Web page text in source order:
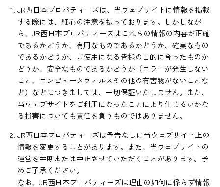
JR西日本プロパティーズは、当ウェブサイトに情報を掲載
する際には、細心の注意を払っております。しかしなが
ら、JR西日本プロパティーズはこれらの情報の内容が正確
であるかどうか、有用なものであるかどうか、確実なもの
であるかどうか、ご使用になる皆様の目的に合ったものか
どうか、安全なものであるかどうか（エラーが発生しない
こと、コンピュータウィルスその他の有害物がないことな
ど）などにつきましては、一切保証いたしません。また、
当ウェブサイトをご利用になったことにより生じるいかな
る損害についても責任を負うものではありません。
JR西日本プロパティーズは予告なしに当ウェブサイト上の
情報を変更することがあります。また、当ウェブサイトの
運営を中断または中止させていただくことがあります。予
めご了承ください。
なお、JR西日本プロパティーズは理由の如何に係らず情報